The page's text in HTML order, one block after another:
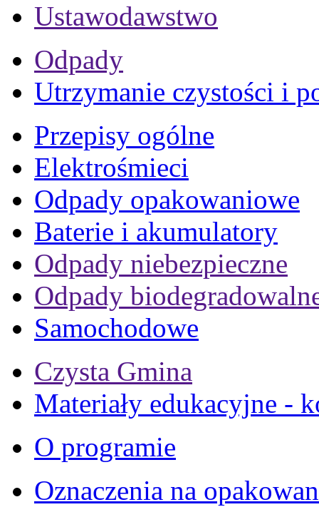
Ustawodawstwo
Odpady
Utrzymanie czystości i
Przepisy ogólne
Elektrośmieci
Odpady opakowaniowe
Baterie i akumulatory
Odpady niebezpieczne
Odpady
Samochodowe
Czysta Gmina
Materiały edukacyjne -
O programie
Oznaczenia na